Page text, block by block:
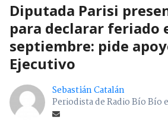
Diputada Parisi
para declarar feriado
septiembre: pide
Ejecutivo
Sebastián Catalán
Periodista de Radio Bío Bío